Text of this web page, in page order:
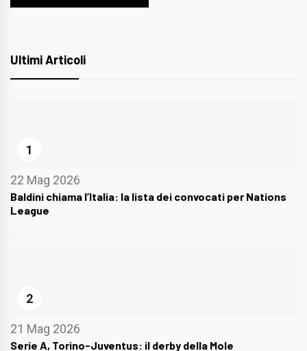
Ultimi Articoli
1
22 Mag 2026
Baldini chiama l’Italia: la lista dei convocati per Nations
League
2
21 Mag 2026
Serie A, Torino-Juventus: il derby della Mole